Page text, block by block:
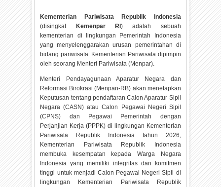
Kementerian Pariwisata Republik Indonesia
(disingkat
Kemenpar RI ) adalah sebuah
kementerian di lingkungan Pemerintah Indonesia
yang menyelenggarakan urusan pemerintahan di
bidang pariwisata. Kementerian Pariwisata dipimpin
oleh seorang Menteri Pariwisata (Menpar).
Menteri Pendayagunaan Aparatur Negara dan
Reformasi Birokrasi (Menpan-RB) akan menetapkan
Keputusan tentang pendaftaran Calon Aparatur Sipil
Negara (CASN) atau Calon Pegawai Negeri Sipil
(CPNS) dan Pegawai Pemerintah dengan
Perjanjian Kerja (PPPK) di lingkungan Kementerian
Pariwisata Republik Indonesia tahun 2026,
Kementerian Pariwisata Republik Indonesia
membuka kesempatan kepada Warga Negara
Indonesia yang memiliki integritas dan komitmen
tinggi untuk menjadi Calon Pegawai Negeri Sipil di
lingkungan Kementerian Pariwisata Republik